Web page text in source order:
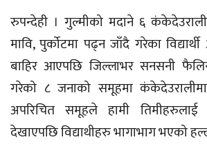
रुपन्देही । गुल्मीको मदाने ६
मावि, पुर्कोटमा पढ्न जाँदै गरेका
बाहिर आएपछि जिल्लाभर सनसनी
गरेको ८ जनाको समूहमा
अपरिचित समूहले हामी
देखाएपछि विद्याथीहरु भागाभाग भएको